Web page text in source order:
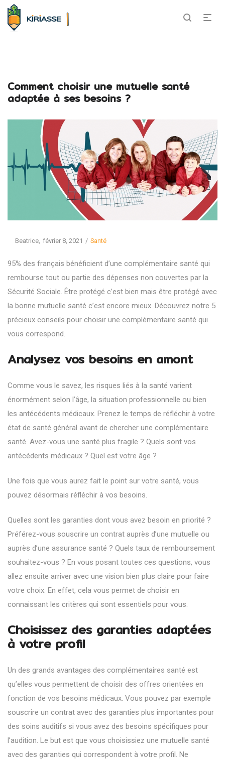
Comment choisir une mutuelle santé
adaptée à ses besoins ?
Beatrice Posted
février 8, 2021
Posted
Santé
95% des français bénéficient d’une complémentaire santé qui
rembourse tout ou partie des dépenses non couvertes par la
Sécurité Sociale. Être protégé c’est bien mais être protégé avec
la bonne mutuelle santé c’est encore mieux. Découvrez notre 5
précieux conseils pour choisir une complémentaire santé qui
vous correspond.
Analysez vos besoins en amont
Comme vous le savez, les risques liés à la santé varient
énormément selon l’âge, la situation professionnelle ou bien
les antécédents médicaux. Prenez le temps de réfléchir à votre
état de santé général avant de chercher une complémentaire
santé. Avez-vous une santé plus fragile ? Quels sont vos
antécédents médicaux ? Quel est votre âge ?
Une fois que vous aurez fait le point sur votre santé, vous
pouvez désormais réfléchir à vos besoins.
Quelles sont les garanties dont vous avez besoin en priorité ?
Préférez-vous souscrire un contrat auprès d’une mutuelle ou
auprès d’une assurance santé ? Quels taux de remboursement
souhaitez-vous ? En vous posant toutes ces questions, vous
allez ensuite arriver avec une vision bien plus claire pour faire
votre choix. En effet, cela vous permet de choisir en
connaissant les critères qui sont essentiels pour vous.
Choisissez des garanties adaptées
à votre profil
Un des grands avantages des complémentaires santé est
qu’elles vous permettent de choisir des offres orientées en
fonction de vos besoins médicaux. Vous pouvez par exemple
souscrire un contrat avec des garanties plus importantes pour
des soins auditifs si vous avez des besoins spécifiques pour
l’audition. Le but est que vous choisissiez une mutuelle santé
avec des garanties qui correspondent à votre profil. Ne